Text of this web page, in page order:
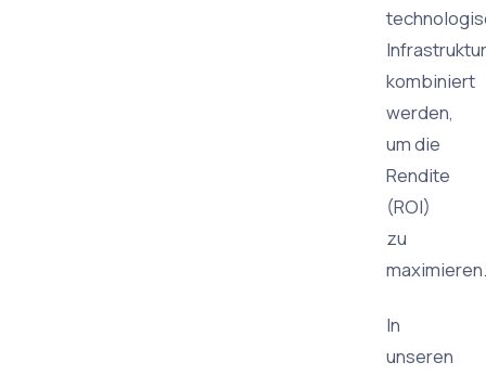
Infrastruktur
kombiniert
werden,
um die
Rendite
(ROI)
zu
maximieren.
In
unseren